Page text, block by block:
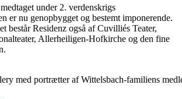
under 2. verdenskrigs
er nu genopbygget og bestemt imponerende.
består Residenz også af Cuvilliés Teater,
Allerheiligen-Hofkirche og den fine
med portrætter af Wittelsbach-familiens